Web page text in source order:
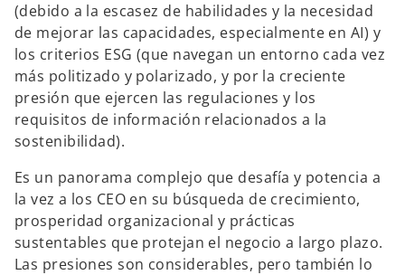
(debido a la escasez de habilidades y la necesidad
de mejorar las capacidades, especialmente en AI) y
los criterios ESG (que navegan un entorno cada vez
más politizado y polarizado, y por la creciente
presión que ejercen las regulaciones y los
requisitos de información relacionados a la
sostenibilidad).
Es un panorama complejo que desafía y potencia a
la vez a los CEO en su búsqueda de crecimiento,
prosperidad organizacional y prácticas
sustentables que protejan el negocio a largo plazo.
Las presiones son considerables, pero también lo